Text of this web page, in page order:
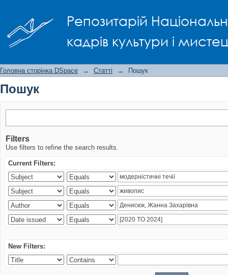
Репозитарій
кадрів культури і
Головна сторінка DSpace → Статті → Пошук
Пошук
Filters
Use filters to refine the search results.
Current Filters:
New Filters: